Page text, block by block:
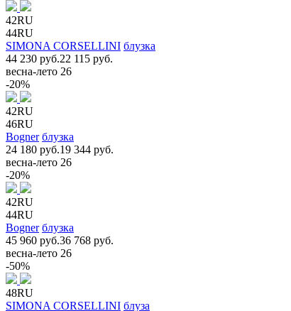
42RU
44RU
SIMONA CORSELLINI блузка
44 230 руб.22 115 руб.
весна-лето 26
-20%
42RU
46RU
Bogner блузка
24 180 руб.19 344 руб.
весна-лето 26
-20%
42RU
44RU
Bogner блузка
45 960 руб.36 768 руб.
весна-лето 26
-50%
48RU
SIMONA CORSELLINI блуза